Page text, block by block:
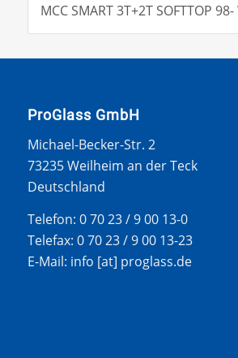
MCC SMART 3T+2T SOFTTOP 98-
ProGlass GmbH
Michael-Becker-Str. 2
73235 Weilheim an der Teck
Deutschland
Telefon: 0 70 23 / 9 00 13-0
Telefax: 0 70 23 / 9 00 13-23
E-Mail: info [at] proglass.de